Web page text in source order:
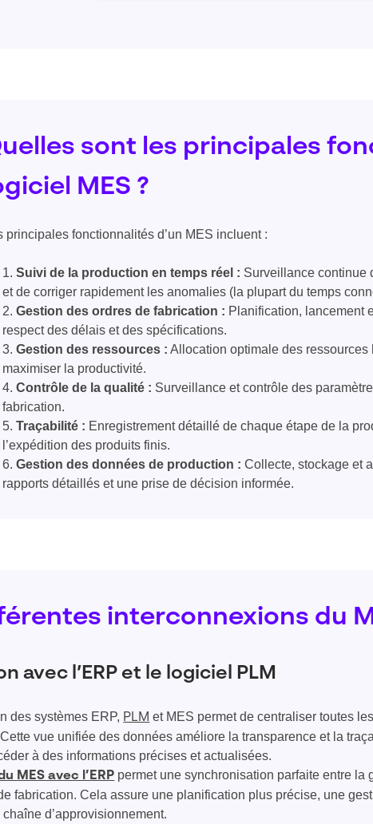
sont les principales
MES ?
principales fonctionnalités d’un MES incluent :
Suivi de la production en temps réel : Surveillance continue
et de corriger rapidement les anomalies (la plupart du temps
Gestion des ordres de fabrication : Planification, lancement
respect des délais et des spécifications.
Gestion des ressources : Allocation optimale des
maximiser la productivité.
Contrôle de la qualité : Surveillance et contrôle des
fabrication.
Traçabilité : Enregistrement détaillé de chaque étape de la
l’expédition des produits finis.
Gestion des données de production : Collecte, stockage et
rapports détaillés et une prise de décision informée.
interconnexions du
avec l’ERP et le logiciel PLM
des systèmes ERP, PLM et MES permet de centraliser toutes
vue unifiée des données améliore la transparence et la
à des informations précises et actualisées.
MES avec l’ERP permet une synchronisation parfaite entre la
fabrication. Cela assure une planification plus précise, une
d’approvisionnement.